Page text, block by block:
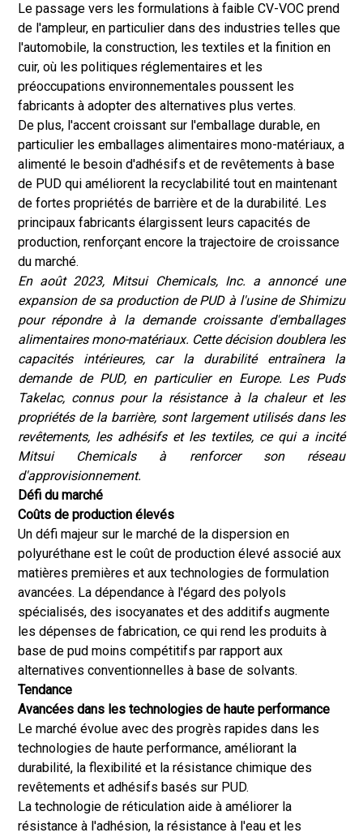
Le passage vers les formulations à faible CV-VOC prend
de l'ampleur, en particulier dans des industries telles que
l'automobile, la construction, les textiles et la finition en
cuir, où les politiques réglementaires et les
préoccupations environnementales poussent les
fabricants à adopter des alternatives plus vertes.
De plus, l'accent croissant sur l'emballage durable, en
particulier les emballages alimentaires mono-matériaux, a
alimenté le besoin d'adhésifs et de revêtements à base
de PUD qui améliorent la recyclabilité tout en maintenant
de fortes propriétés de barrière et de la durabilité. Les
principaux fabricants élargissent leurs capacités de
production, renforçant encore la trajectoire de croissance
du marché.
En août 2023, Mitsui Chemicals, Inc. a annoncé une
expansion de sa production de PUD à l'usine de Shimizu
pour répondre à la demande croissante d'emballages
alimentaires mono-matériaux. Cette décision doublera les
capacités intérieures, car la durabilité entraînera la
demande de PUD, en particulier en Europe. Les Puds
Takelac, connus pour la résistance à la chaleur et les
propriétés de la barrière, sont largement utilisés dans les
revêtements, les adhésifs et les textiles, ce qui a incité
Mitsui Chemicals à renforcer son réseau
d'approvisionnement.
Défi du marché
Coûts de production élevés
Un défi majeur sur le marché de la dispersion en
polyuréthane est le coût de production élevé associé aux
matières premières et aux technologies de formulation
avancées. La dépendance à l'égard des polyols
spécialisés, des isocyanates et des additifs augmente
les dépenses de fabrication, ce qui rend les produits à
base de pud moins compétitifs par rapport aux
alternatives conventionnelles à base de solvants.
Tendance
Avancées dans les technologies de haute performance
Le marché évolue avec des progrès rapides dans les
technologies de haute performance, améliorant la
durabilité, la flexibilité et la résistance chimique des
revêtements et adhésifs basés sur PUD.
La technologie de réticulation aide à améliorer la
résistance à l'adhésion, la résistance à l'eau et les